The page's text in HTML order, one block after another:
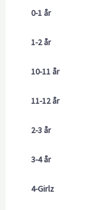
0-1 år
1-2 år
10-11 år
11-12 år
2-3 år
3-4 år
4-Girlz